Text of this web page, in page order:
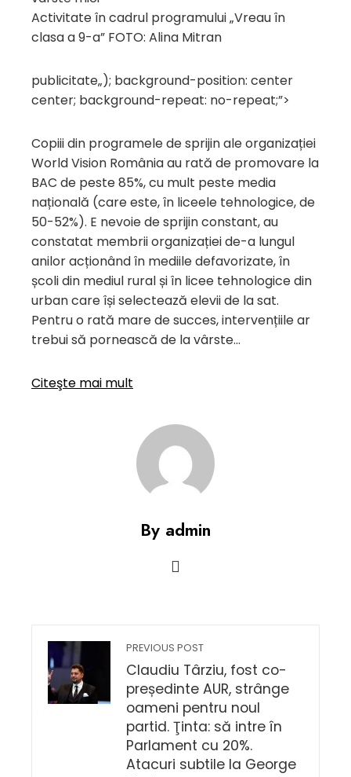
Activitate în cadrul programului „Vreau în
clasa a 9-a” FOTO: Alina Mitran
publicitate„); background-position: center
center; background-repeat: no-repeat;”>
Copiii din programele de sprijin ale organizației
World Vision România au rată de promovare la
BAC de peste 85%, cu mult peste media
națională (care este, în liceele tehnologice, de
50-52%). E nevoie de sprijin constant, au
constatat membrii organizației de-a lungul
anilor acționând în mediile defavorizate, în
școli din mediul rural și în licee tehnologice din
urban care își selectează elevii de la sat.
Pentru o rată mare de succes, intervențiile ar
trebui să pornească de la vârste…
Citeşte mai mult
By admin
PREVIOUS POST
Claudiu Târziu, fost co-
președinte AUR, strânge
oameni pentru noul
partid. Ţinta: să intre în
Parlament cu 20%.
Atacuri subtile la George